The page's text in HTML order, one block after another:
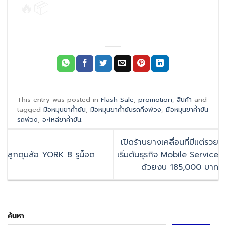
This entry was posted inFlash Sale ,promotion ,สินค้า and
taggedมือหมุนขาค้ำยัน ,มือหมุนขาค้ำยันรถกึ่งพ่วง ,มือหมุนขาค้ำยัน
รถพ่วง ,อะไหล่ขาค้ำยัน.
ลูกดุมล้อ YORK 8 รูน็อต
เปิดร้านยางเคลื่อนที่มีแต่รวย
เริ่มต้นธุรกิจ Mobile Service
ด้วยงบ 185,000 บาท
ค้นหา